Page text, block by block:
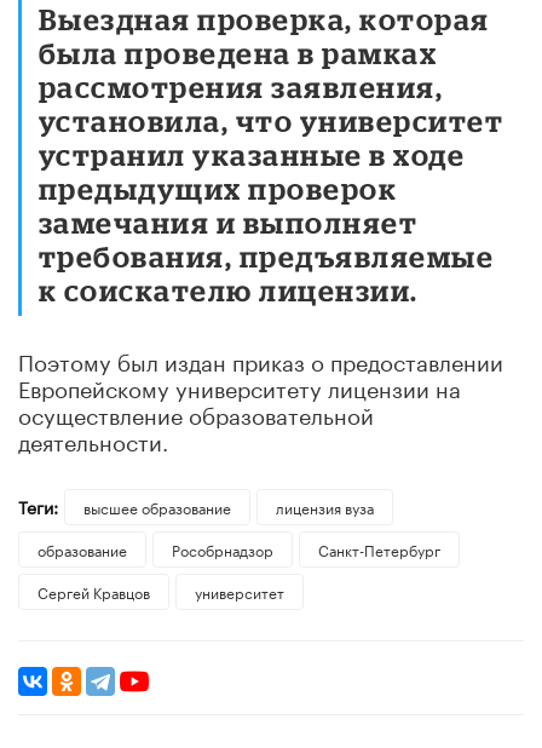
Выездная проверка, которая
была проведена в рамках
рассмотрения заявления,
установила, что университет
устранил указанные в ходе
предыдущих проверок
замечания и выполняет
требования, предъявляемые
к соискателю лицензии.
Поэтому был издан приказ о предоставлении
Европейскому университету лицензии на
осуществление образовательной
деятельности.
Теги: высшее образование
лицензия вуза
образование
Рособрнадзор
Санкт-Петербург
Сергей Кравцов
университет